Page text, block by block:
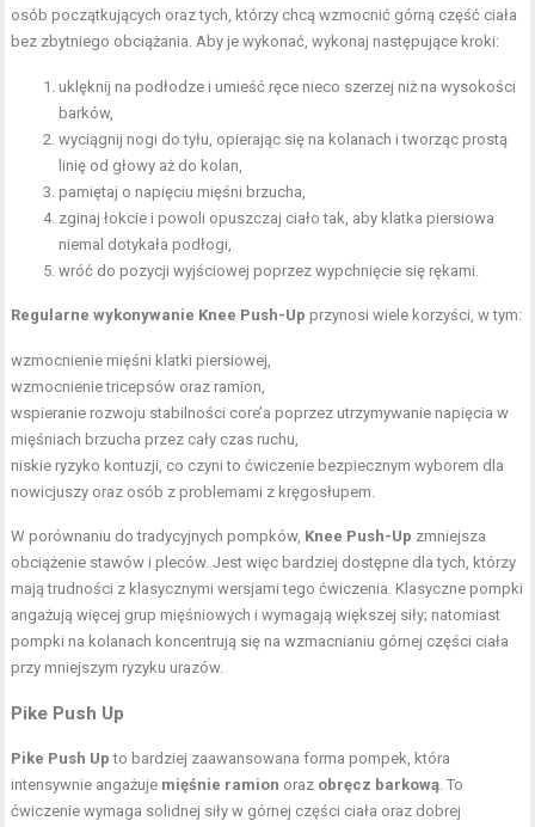
osób początkujących oraz tych, którzy chcą wzmocnić górną część ciała
bez zbytniego obciążania. Aby je wykonać, wykonaj następujące kroki:
uklęknij na podłodze i umieść ręce nieco szerzej niż na wysokości
barków,
wyciągnij nogi do tyłu, opierając się na kolanach i tworząc prostą
linię od głowy aż do kolan,
pamiętaj o napięciu mięśni brzucha,
zginaj łokcie i powoli opuszczaj ciało tak, aby klatka piersiowa
niemal dotykała podłogi,
wróć do pozycji wyjściowej poprzez wypchnięcie się rękami.
Regularne wykonywanie Knee Push-Up przynosi wiele korzyści, w tym:
wzmocnienie mięśni klatki piersiowej,
wzmocnienie tricepsów oraz ramion,
wspieranie rozwoju stabilności core’a poprzez utrzymywanie napięcia w
mięśniach brzucha przez cały czas ruchu,
niskie ryzyko kontuzji, co czyni to ćwiczenie bezpiecznym wyborem dla
nowicjuszy oraz osób z problemami z kręgosłupem.
W porównaniu do tradycyjnych pompków, Knee Push-Up zmniejsza
obciążenie stawów i pleców. Jest więc bardziej dostępne dla tych, którzy
mają trudności z klasycznymi wersjami tego ćwiczenia. Klasyczne pompki
angażują więcej grup mięśniowych i wymagają większej siły; natomiast
pompki na kolanach koncentrują się na wzmacnianiu górnej części ciała
przy mniejszym ryzyku urazów.
Pike Push Up
Pike Push Up to bardziej zaawansowana forma pompek, która
intensywnie angażuje mięśnie ramion oraz obręcz barkową. To
ćwiczenie wymaga solidnej siły w górnej części ciała oraz dobrej